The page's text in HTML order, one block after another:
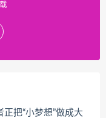
把“小梦想”做成大